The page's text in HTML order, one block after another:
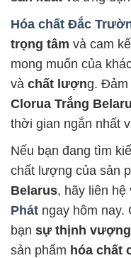
Hóa chất Đắc
trọng tâm và cam
mong muốn của
và chất lượng. Đảm
Clorua Trắng
thời gian ngắn nhất
Nếu bạn đang tìm
chất lượng của sản
Belarus, hãy liên hệ
Phát ngay hôm nay.
bạn sự thịnh
sản phẩm hóa chất